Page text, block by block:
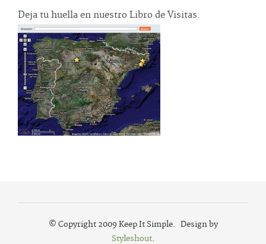
Deja tu huella en nuestro Libro de Visitas.
© Copyright 2009 Keep It Simple. Design by
Styleshout.